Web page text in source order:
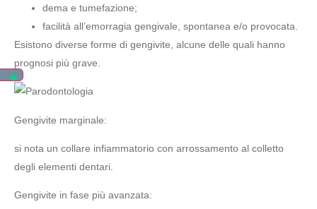
dema e tumefazione;
facilità all’emorragia gengivale, spontanea e/o provocata.
Esistono diverse forme di gengivite, alcune delle quali hanno
prognosi più grave.
Gengivite marginale:
si nota un collare infiammatorio con arrossamento al colletto
degli elementi dentari.
Gengivite in fase più avanzata: